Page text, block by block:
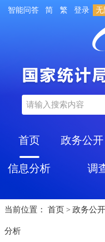
智能问答 简 繁 登录
首页 政务公开
信息分析 调
当前位置： 首页 > 政务公开
分析